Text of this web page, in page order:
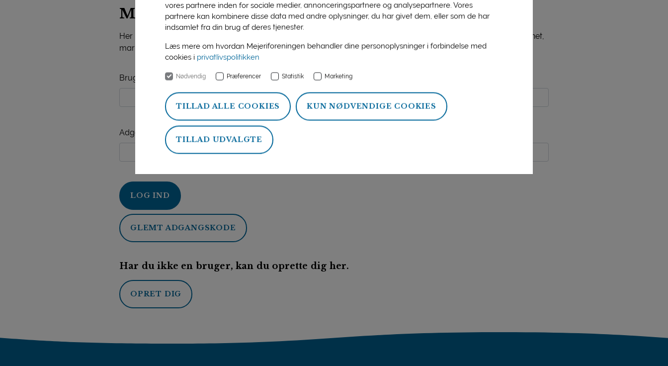
vores partnere inden for sociale medier, annonceringspartnere og analysepartnere. Vores
partnere kan kombinere disse data med andre oplysninger, du har givet dem, eller som de har
indsamlet fra din brug af deres tjenester.
Læs mere om hvordan Mejeriforeningen behandler dine personoplysninger i forbindelse med
cookies i privatlivspolitikken
Nødvendig Præferencer Statistik Marketing
TILLAD ALLE COOKIES KUN NØDVENDIGE COOKIES
TILLAD UDVALGTE
Mejeriforeningens medlemsside
Her på siden finder du viden og information om ydelser, som Mejeriforeningen tilbyder sine medlemmer, bl.a. PLInet,
markedsorientering, mejeristatistik, politik og arrangementer.
Brugernavn
Adgangskode
LOG IND
GLEMT ADGANGSKODE
Har du ikke en bruger, kan du oprette dig her.
OPRET DIG